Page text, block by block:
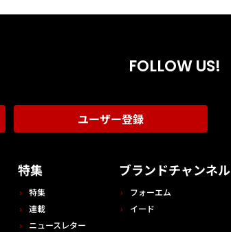
FOLLOW US!
ユーザー登録
特集
特集
連載
ニュースレター
ブランドチャンネル
フォーエム
イード